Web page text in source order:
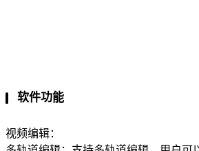
软件功能
视频编辑：